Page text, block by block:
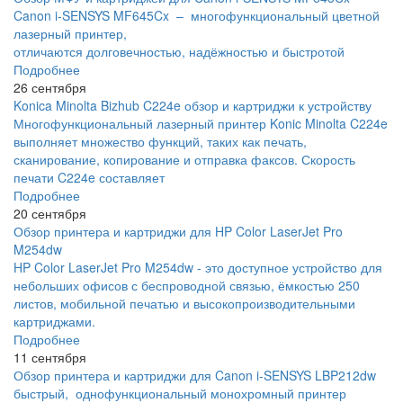
Canon i-SENSYS MF645Cx – многофункциональный цветной
лазерный принтер,
отличаются долговечностью, надёжностью и быстротой
Подробнее
26 сентября
Konica Minolta Bizhub C224e обзор и картриджи к устройству
Многофункциональный лазерный принтер Konic Minolta C224e
выполняет множество функций, таких как печать,
сканирование, копирование и отправка факсов. Скорость
печати C224e составляет
Подробнее
20 сентября
Обзор принтера и картриджи для HP Color LaserJet Pro
M254dw
HP Color LaserJet Pro M254dw - это доступное устройство для
небольших офисов с беспроводной связью, ёмкостью 250
листов, мобильной печатью и высокопроизводительными
картриджами.
Подробнее
11 сентября
Обзор принтера и картриджи для Canon i-SENSYS LBP212dw
быстрый, однофункциональный монохромный принтер